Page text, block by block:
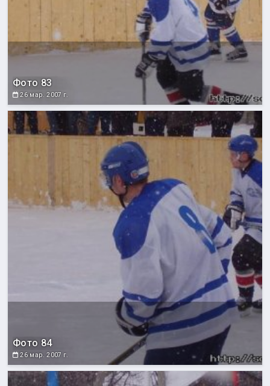
Фото 83
26 мар. 2007 г.
Фото 84
26 мар. 2007 г.